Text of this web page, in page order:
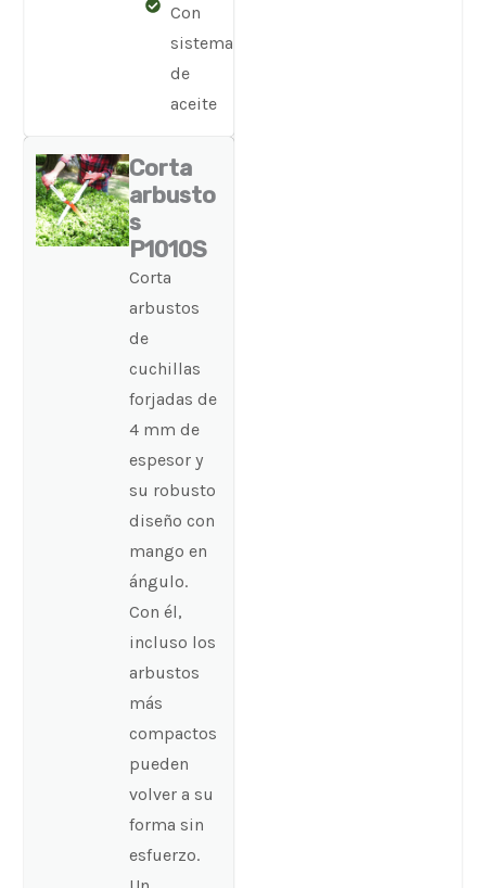
Con
sistema
de
aceite
Corta
arbusto
s
P1010S
Corta
arbustos
de
cuchillas
forjadas de
4 mm de
espesor y
su robusto
diseño con
mango en
ángulo.
Con él,
incluso los
arbustos
más
compactos
pueden
volver a su
forma sin
esfuerzo.